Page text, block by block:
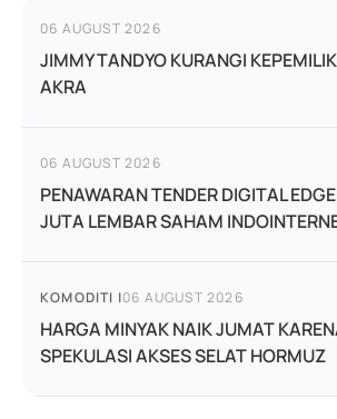
06 AUGUST 2026
JIMMY TANDYO KURANGI
AKRA
06 AUGUST 2026
PENAWARAN TENDER DIGITAL EDGE
JUTA LEMBAR SAHAM
KOMODITI |06 AUGUST 2026
HARGA MINYAK NAIK JUMAT
SPEKULASI AKSES SELAT HORMUZ